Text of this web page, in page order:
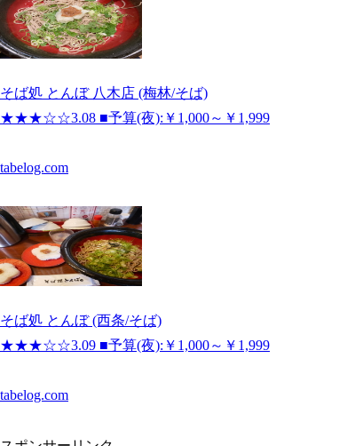
そば処 とんぼ 八木店 (梅林/そば)
★★★☆☆3.08 ■予算(夜):￥1,000～￥1,999
tabelog.com
そば処 とんぼ (西条/そば)
★★★☆☆3.09 ■予算(夜):￥1,000～￥1,999
tabelog.com